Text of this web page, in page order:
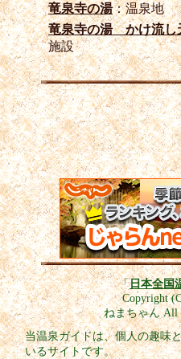
竜泉寺の湯：温泉地
竜泉寺の湯 かけ流し
施設
「日本全国
Copyright
ねまちゃん All
当温泉ガイドは、個人の趣味
いるサイトです。